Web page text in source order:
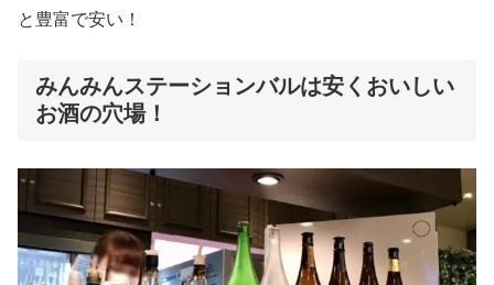
と豊富で安い！
みんみんステーションバルは安くおいしい
お酒の穴場！